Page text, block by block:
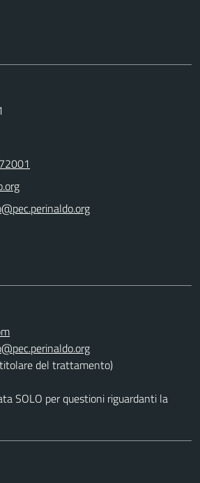
del trattamento)
SOLO per questioni riguardanti la